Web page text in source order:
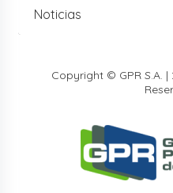
Noticias
Copyright © GPR S.A.